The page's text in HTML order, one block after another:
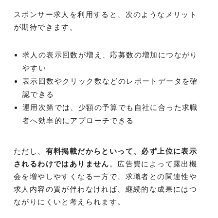
スポンサー求人を利用すると、次のようなメリット
が期待できます。
求人の表示回数が増え、応募数の増加につながり
やすい
表示回数やクリック数などのレポートデータを確
認できる
運用次第では、少額の予算でも自社に合った求職
者へ効率的にアプローチできる
ただし、 有料掲載だからといって、必ず上位に表示
されるわけではありません 。広告費によって露出機
会を増やしやすくなる一方で、求職者との関連性や
求人内容の質が伴わなければ、継続的な成果にはつ
ながりにくいと考えられます。